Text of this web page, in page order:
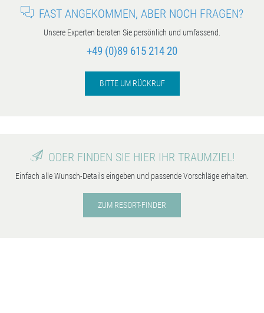
FAST ANGEKOMMEN, ABER NOCH FRAGEN?
Unsere Experten beraten Sie persönlich und umfassend.
+49 (0)89 615 214 20
BITTE UM RÜCKRUF
ODER FINDEN SIE HIER IHR TRAUMZIEL!
Einfach alle Wunsch-Details eingeben und passende Vorschläge erhalten.
ZUM RESORT-FINDER